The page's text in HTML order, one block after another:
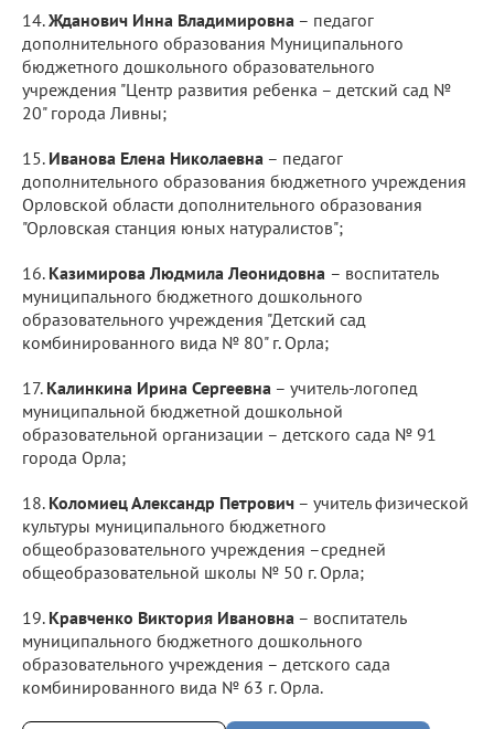
14.​Жданович Инна Владимировна – педагог
дополнительного образования Муниципального
бюджетного дошкольного образовательного
учреждения "Центр развития ребенка – детский сад №
20" города Ливны;
15.​ Иванова Елена Николаевна – педагог
дополнительного образования бюджетного учреждения
Орловской области дополнительного образования
"Орловская станция юных натуралистов";
16.​ Казимирова Людмила Леонидовна – воспитатель
муниципального бюджетного дошкольного
образовательного учреждения "Детский сад
комбинированного вида № 80" г. Орла;
17.​ Калинкина Ирина Сергеевна – учитель-логопед
муниципальной бюджетной дошкольной
образовательной организации – детского сада № 91
города Орла;
18.​ Коломиец Александр Петрович – учитель физической
культуры муниципального бюджетного
общеобразовательного учреждения –средней
общеобразовательной школы № 50 г. Орла;
19.​ Кравченко Виктория Ивановна – воспитатель
муниципального бюджетного дошкольного
образовательного учреждения – детского сада
комбинированного вида № 63 г. Орла.